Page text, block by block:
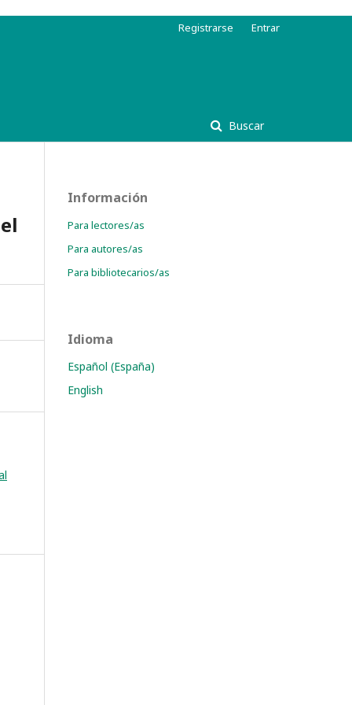
Buscar
Registrarse Entrar
Información
Para lectores/as
Para autores/as
Para bibliotecarios/as
Idioma
Español (España)
English